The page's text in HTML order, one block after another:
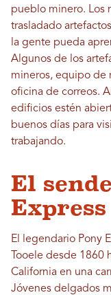
pueblo minero. Los
trasladado
la gente pueda
Algunos de los
mineros, equipo de
oficina de correos.
edificios estén
buenos días para
trabajando.
El
Express
El legendario Pony
Tooele desde 1860
California en una
Jóvenes delgados